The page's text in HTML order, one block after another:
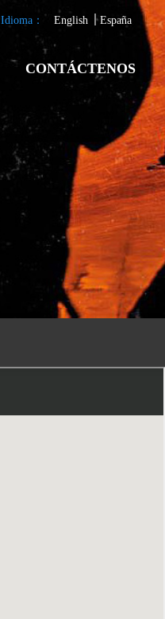
Idioma： English España
CONTÁCTENOS